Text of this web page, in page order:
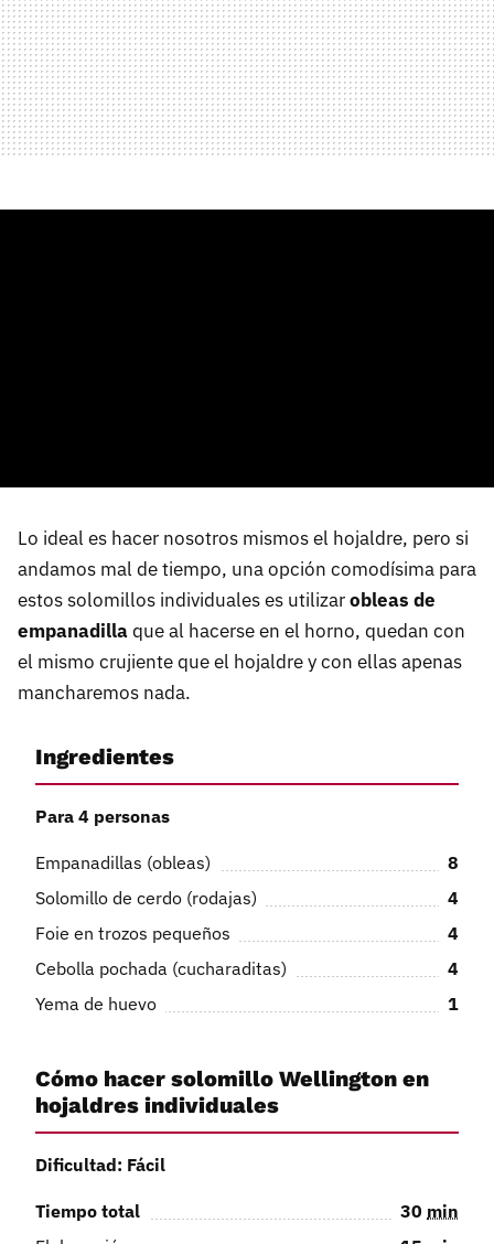
Lo ideal es hacer nosotros mismos el hojaldre, pero si
andamos mal de tiempo, una opción comodísima para
estos solomillos individuales es utilizarobleas de
empanadillaque al hacerse en el horno, quedan con
el mismo crujiente que el hojaldre y con ellas apenas
mancharemos nada.
Ingredientes
Para 4 personas
Empanadillas (obleas)
8
Solomillo de cerdo (rodajas)
4
Foie en trozos pequeños
4
Cebolla pochada (cucharaditas)
4
Yema de huevo
1
Cómo hacer solomillo Wellington en
hojaldres individuales
Dificultad: Fácil
Tiempo total 30 min